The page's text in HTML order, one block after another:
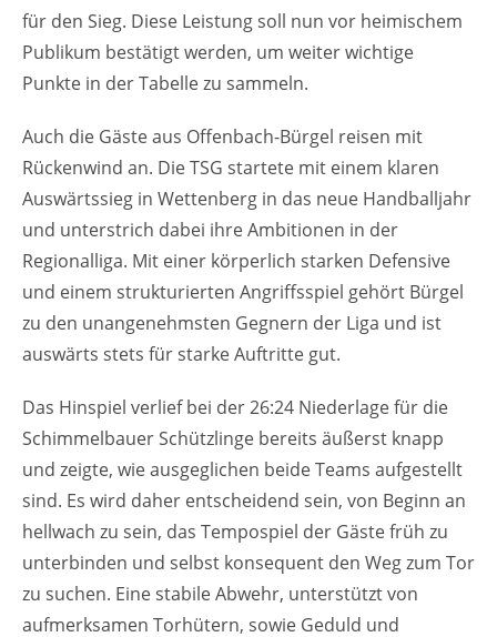
für den Sieg. Diese Leistung soll nun vor heimischem
Publikum bestätigt werden, um weiter wichtige
Punkte in der Tabelle zu sammeln.
Auch die Gäste aus Offenbach-Bürgel reisen mit
Rückenwind an. Die TSG startete mit einem klaren
Auswärtssieg in Wettenberg in das neue Handballjahr
und unterstrich dabei ihre Ambitionen in der
Regionalliga. Mit einer körperlich starken Defensive
und einem strukturierten Angriffsspiel gehört Bürgel
zu den unangenehmsten Gegnern der Liga und ist
auswärts stets für starke Auftritte gut.
Das Hinspiel verlief bei der 26:24 Niederlage für die
Schimmelbauer Schützlinge bereits äußerst knapp
und zeigte, wie ausgeglichen beide Teams aufgestellt
sind. Es wird daher entscheidend sein, von Beginn an
hellwach zu sein, das Tempospiel der Gäste früh zu
unterbinden und selbst konsequent den Weg zum Tor
zu suchen. Eine stabile Abwehr, unterstützt von
aufmerksamen Torhütern, sowie Geduld und